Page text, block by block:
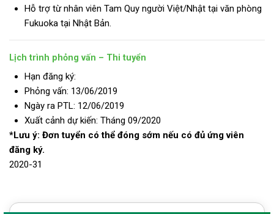
Hỗ trợ từ nhân viên Tam Quy người Việt/Nhật tại văn phòng
Fukuoka tại Nhật Bản.
Lịch trình phỏng vấn – Thi tuyển
Hạn đăng ký:
Phỏng vấn: 13/06/2019
Ngày ra PTL: 12/06/2019
Xuất cảnh dự kiến: Tháng 09/2020
*Lưu ý: Đơn tuyển có thể đóng sớm nếu có đủ ứng viên
đăng ký.
2020-31